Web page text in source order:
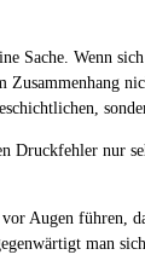
Wenn
nur
Augen führen,
man